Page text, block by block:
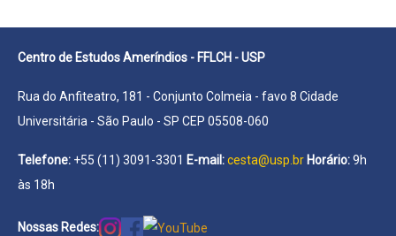
Centro de Estudos Ameríndios - FFLCH - USP
Rua do Anfiteatro, 181 - Conjunto Colmeia - favo 8 Cidade
Universitária - São Paulo - SP CEP 05508-060
Telefone: +55 (11) 3091-3301 E-mail:cesta@usp.br Horário:9h
às 18h
Nossas Redes: